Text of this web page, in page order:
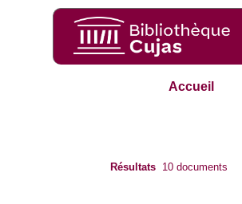
Accueil
Résultats 10 documents